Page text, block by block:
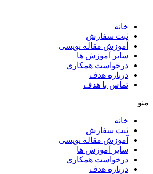
خانه
ثبت سفارش
آموزش مقاله نویسی
سایر آموزش ها
درخواست همکاری
درباره هدف
تماس با هدف
منو
خانه
ثبت سفارش
آموزش مقاله نویسی
سایر آموزش ها
درخواست همکاری
درباره هدف